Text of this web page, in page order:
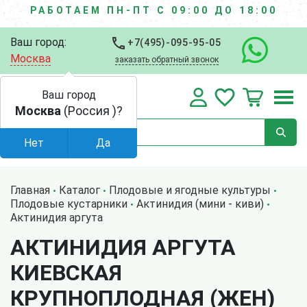
РАБОТАЕМ ПН-ПТ С 09:00 ДО 18:00
Ваш город:
Москва
+7(495)-095-95-05
заказать обратный звонок
Главная Каталог
Плодовые и ягодные культуры
Плодовые кустарники
Актинидия (мини - киви)
Актинидия аргута
АКТИНИДИЯ АРГУТА
КИЕВСКАЯ
КРУПНОПЛОДНАЯ (ЖЕН)
Ваш город
Москва (Россия )?
Нет Да